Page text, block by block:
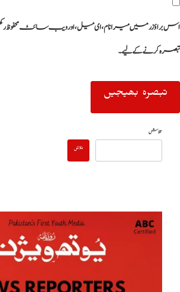
اس براؤزر میں میرا نام، ای میل، اور ویب سائٹ محفوظ
تبصرہ کرنے کےلیے۔
تلاش
تلاش